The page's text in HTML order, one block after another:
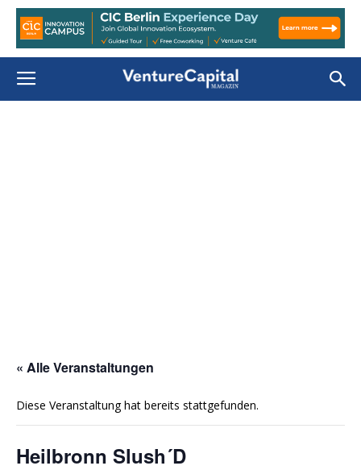
« Alle Veranstaltungen
Diese Veranstaltung hat bereits stattgefunden.
Heilbronn Slush´D